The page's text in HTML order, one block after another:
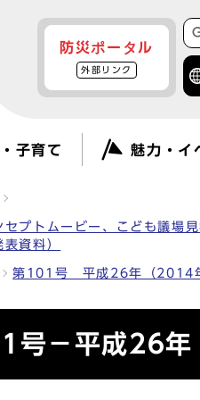
防災ポータル
外部リンク
子育て 魅力・イ
プトムービー、こども議場
資料）
第101号 平成26年（2014
－平成26年